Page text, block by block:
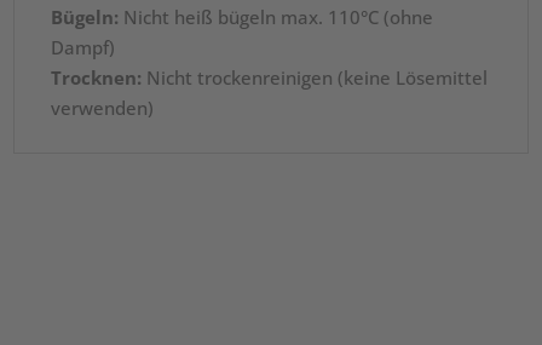
Bügeln: Nicht heiß bügeln max. 110°C (ohne
Dampf)
Trocknen: Nicht trockenreinigen (keine Lösemittel
verwenden)